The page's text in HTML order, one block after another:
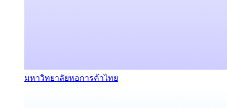
มหาวิทยาลัยหอการค้าไทย